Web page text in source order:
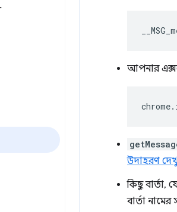
আপনার
chrome.
উদাহরণ
কিছু বার্তা,
বার্তা